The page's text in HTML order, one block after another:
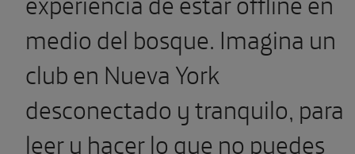
medio del bosque. Imagina un
club en Nueva York
desconectado y tranquilo, para
leer y hacer lo que no puedes